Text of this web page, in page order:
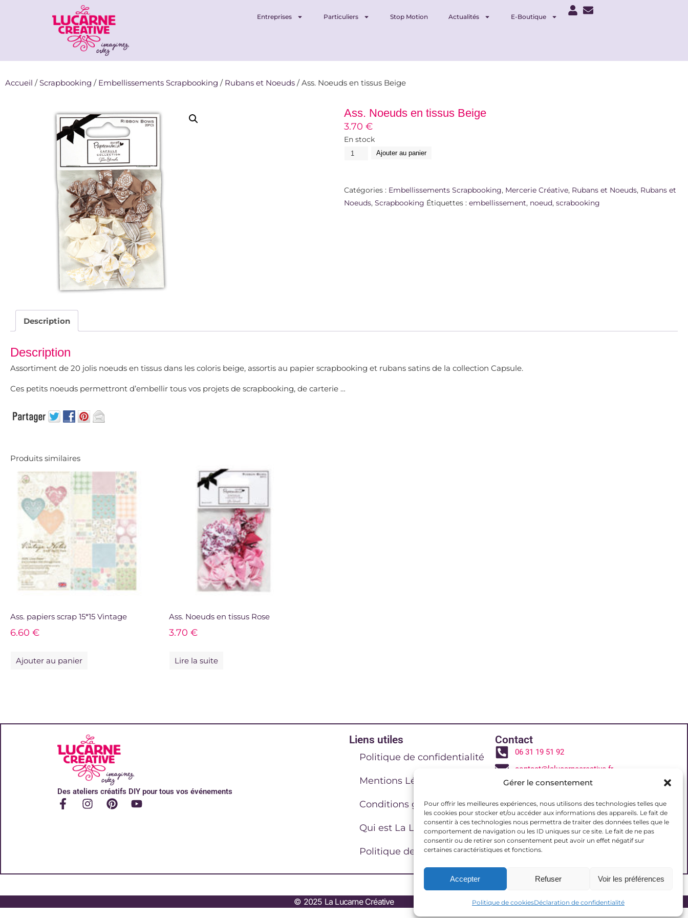
Gérer le consentement
Pour offrir les meilleures expériences, nous utilisons des technologies telles que
les cookies pour stocker et/ou accéder aux informations des appareils. Le fait de
consentir à ces technologies nous permettra de traiter des données telles que le
comportement de navigation ou les ID uniques sur ce site. Le fait de ne pas
consentir ou de retirer son consentement peut avoir un effet négatif sur
certaines caractéristiques et fonctions.
Accepter Refuser Voir les préférences
Politique de cookiesDéclaration de confidentialité
Entreprises Particuliers Stop Motion Actualités E-Boutique
Accueil /Scrapbooking / Embellissements Scrapbooking / Rubans et Noeuds / Ass. Noeuds en tissus Beige
Ass. Noeuds en tissus Beige
3.70 €
En stock
Ajouter au panier
Catégories : Embellissements Scrapbooking, Mercerie Créative, Rubans et Noeuds, Rubans et
Noeuds, Scrapbooking Étiquettes : embellissement, noeud, scrabooking
Description
Description
Assortiment de 20 jolis noeuds en tissus dans les coloris beige, assortis au papier scrapbooking et rubans satins de la collection Capsule.
Ces petits noeuds permettront d’embellir tous vos projets de scrapbooking, de carterie …
Produits similaires
Ass. papiers scrap 15*15 Vintage
6.60 €
Ajouter au panier
Ass. Noeuds en tissus Rose
3.70€
Lire la suite
Des ateliers créatifs DIY pour tous vos événements
Liens utiles
Politique de confidentialité
Mentions Légales
Conditions générales de vente
Qui est La Lucarne Creative
Politique de cookies (UE)
Contact
06 31 19 51 92
contact@lalucarnecreative.fr
77700 Magny le Hongre
© 2025 La Lucarne Créative